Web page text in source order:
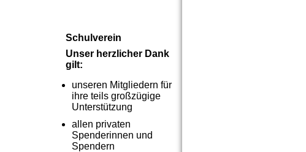
Schulverein
Unser herzlicher Dank
gilt:
unseren Mitgliedern für
ihre teils großzügige
Unterstützung
allen privaten
Spenderinnen und
Spendern